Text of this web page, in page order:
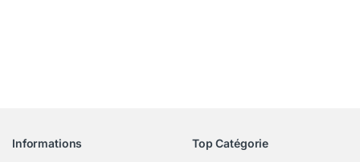
Informations
Top Catégorie